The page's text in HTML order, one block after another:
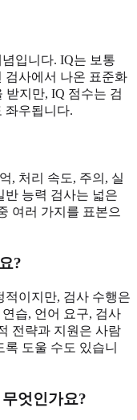
입니다. IQ는 보통
검사에서 나온 표준화
받지만, IQ 점수는 검
좌우됩니다.
, 처리 속도, 주의, 실
반 능력 검사는 넓은
여러 가지를 표본으
?
적이지만, 검사 수행은
습, 언어 요구, 검사
전략과 지원은 사람
도울 수도 있습니
엇인가요?